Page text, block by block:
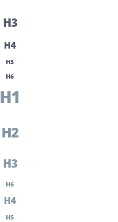
H3
H4
H5
H6
H1
H2
H3
H6
H4
H5